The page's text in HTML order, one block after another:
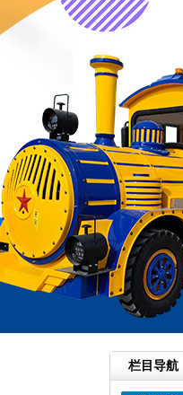
栏目导航